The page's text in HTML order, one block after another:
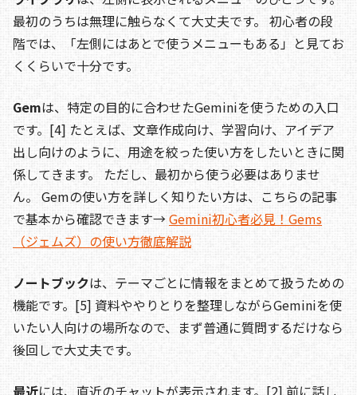
最初のうちは無理に触らなくて大丈夫です。 初心者の段
階では、「左側にはあとで使うメニューもある」と見てお
くくらいで十分です。
Gemは、特定の目的に合わせたGeminiを使うための入口
です。[4] たとえば、文章作成向け、学習向け、アイデア
出し向けのように、用途を絞った使い方をしたいときに関
係してきます。 ただし、最初から使う必要はありませ
ん。 Gemの使い方を詳しく知りたい方は、こちらの記事
で基本から確認できます→Gemini初心者必見！Gems
（ジェムズ）の使い方徹底解説
ノートブックは、テーマごとに情報をまとめて扱うための
機能です。[5] 資料ややりとりを整理しながらGeminiを使
いたい人向けの場所なので、まず普通に質問するだけなら
後回しで大丈夫です。
最近には、直近のチャットが表示されます。[2] 前に話し